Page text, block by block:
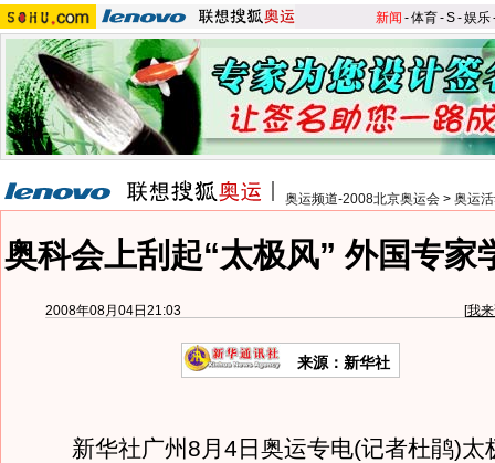
新闻 -体育-S-娱乐
奥运频道-2008北京奥运会 > 奥运
奥科会上刮起“太极风” 外国专家
2008年08月04日21:03 [我
来源：新华社
新华社广州8月4日奥运专电(记者杜鹃)太